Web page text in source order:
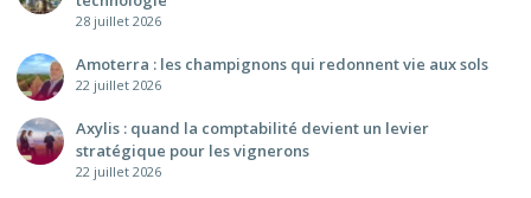
28 juillet 2026
Amoterra : les champignons qui redonnent vie aux sols
22 juillet 2026
Axylis : quand la comptabilité devient un levier
stratégique pour les vignerons
22 juillet 2026